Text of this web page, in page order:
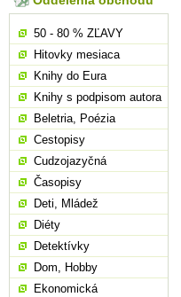
50 - 80 % ZĽAVY
Hitovky mesiaca
Knihy do Eura
Knihy s podpisom autora
Beletria, Poézia
Cestopisy
Cudzojazyčná
Časopisy
Deti, Mládež
Diéty
Detektívky
Dom, Hobby
Ekonomická